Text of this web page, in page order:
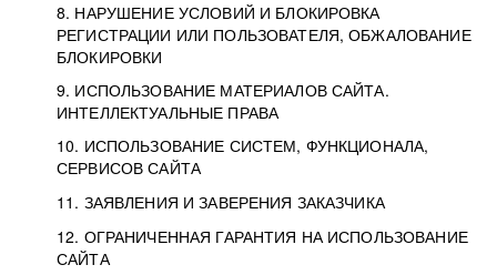
8. НАРУШЕНИЕ УСЛОВИЙ И БЛОКИРОВКА
РЕГИСТРАЦИИ ИЛИ ПОЛЬЗОВАТЕЛЯ, ОБЖАЛОВАНИЕ
БЛОКИРОВКИ
9. ИСПОЛЬЗОВАНИЕ МАТЕРИАЛОВ САЙТА.
ИНТЕЛЛЕКТУАЛЬНЫЕ ПРАВА
10. ИСПОЛЬЗОВАНИЕ СИСТЕМ, ФУНКЦИОНАЛА,
СЕРВИСОВ САЙТА
11. ЗАЯВЛЕНИЯ И ЗАВЕРЕНИЯ ЗАКАЗЧИКА
12. ОГРАНИЧЕННАЯ ГАРАНТИЯ НА ИСПОЛЬЗОВАНИЕ
САЙТА